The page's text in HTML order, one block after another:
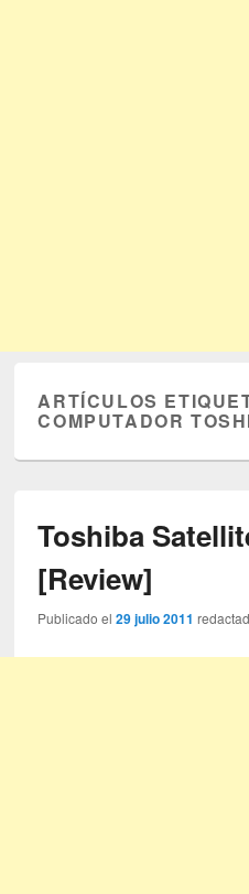
ARTÍCULOS
COMPUTADOR
Toshiba
[Review]
Publicado el29 julio 2011